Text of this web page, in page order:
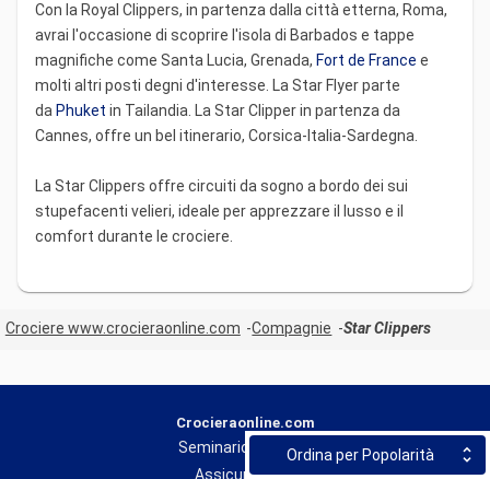
Ordina per Popolarità
Con la Royal Clippers, in partenza dalla città etterna, Roma,
avrai l'occasione di scoprire l'isola di Barbados e tappe
magnifiche come Santa Lucia, Grenada, Fort de France e
molti altri posti degni d'interesse. La Star Flyer parte
da Phuket in Tailandia. La Star Clipper in partenza da
Cannes, offre un bel itinerario, Corsica-Italia-Sardegna.
La Star Clippers offre circuiti da sogno a bordo dei sui
stupefacenti velieri, ideale per apprezzare il lusso e il
comfort durante le crociere.
Crociere www.crocieraonline.com Compagnie Star Clippers
Crocieraonline.com
Seminario / gruppo
Assicurazione